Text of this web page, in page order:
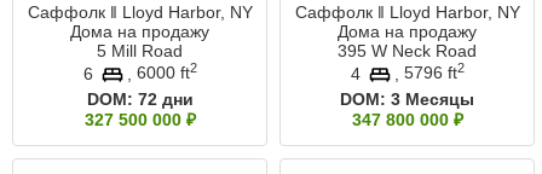
Саффолк ‖ Lloyd Harbor, NY
Дома на продажу
5 Mill Road
6
6000 ft2
DOM: 72 дни
327 500 000 ₽
Саффолк ‖ Lloyd Harbor, NY
Дома на продажу
395 W Neck Road
4
5796 ft2
DOM: 3 Месяцы
347 800 000 ₽